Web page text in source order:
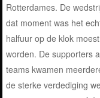
Rotterdames. De
dat moment was het
halfuur op de klok
worden. De supporters
teams kwamen
de sterke verdediging